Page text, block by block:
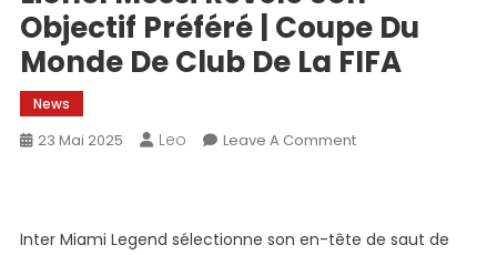
Objectif Préféré | Coupe Du
Monde De Club De La FIFA
News
23 Mai 2025 Leo Leave A CommentOn
Son
Inter Miami Legend sélectionne son en-tête de saut de